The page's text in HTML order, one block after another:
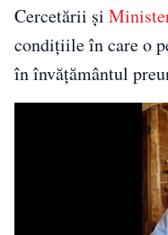
Cercetării și
condițiile în care o
în învățământul